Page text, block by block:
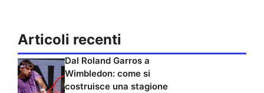
Articoli recenti
Dal Roland Garros a
Wimbledon: come si
costruisce una stagione